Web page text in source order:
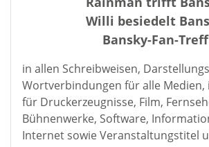
Willi besiedelt
Bansky-Fan-Treff
in allen Schreibweisen,
Wortverbindungen für alle Medien,
für Druckerzeugnisse, Film,
Bühnenwerke, Software,
Internet sowie Veranstaltungstitel